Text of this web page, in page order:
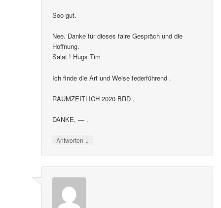
Soo gut.
Nee. Danke für dieses faire Gespräch und die
Hoffnung.
Salat ! Hugs Tim
Ich finde die Art und Weise federführend .
RAUMZEITLICH 2020 BRD .
DANKE, — .
Antworten ↓